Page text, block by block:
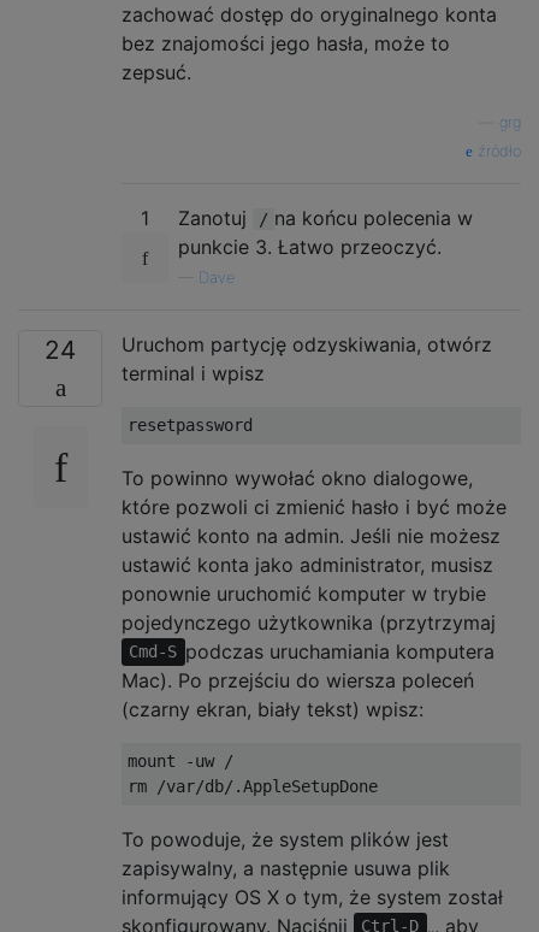
zachować dostęp do oryginalnego konta
bez znajomości jego hasła, może to
zepsuć.
grg
źródło
1 Zanotuj / na końcu polecenia w
punkcie 3. Łatwo przeoczyć.
Dave
24
Uruchom partycję odzyskiwania, otwórz
terminal i wpisz
To powinno wywołać okno dialogowe,
które pozwoli ci zmienić hasło i być może
ustawić konto na admin. Jeśli nie możesz
ustawić konta jako administrator, musisz
ponownie uruchomić komputer w trybie
pojedynczego użytkownika (przytrzymaj
Cmd-S podczas uruchamiania komputera
Mac). Po przejściu do wiersza poleceń
(czarny ekran, biały tekst) wpisz:
mount -uw /
To powoduje, że system plików jest
zapisywalny, a następnie usuwa plik
informujący OS X o tym, że system został
skonfigurowany. Naciśnij
Ctrl-D „, aby